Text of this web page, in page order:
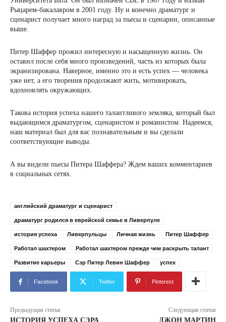
Рыцарем-бакалавром в 2001 году. Ну и конечно драматург и
сценарист получает много наград за пьесы и сценарии, описанные
выше.
Питер Шаффер прожил интересную и насыщенную жизнь. Он
оставил после себя много произведений, часть из которых была
экранизирована. Наверное, именно это и есть успех — человека
уже нет, а его творения продолжают жить, мотивировать,
вдохновлять окружающих.
Такова история успеха нашего талантливого земляка, который был
выдающимся драматургом, сценаристом и романистом. Надеемся,
наш материал был для вас познавательным и вы сделали
соответствующие выводы.
А вы видели пьесы Питера Шаффера? Ждем ваших комментариев
в социальных сетях.
английский драматург и сценарист
драматург родился в еврейской семье в Ливерпуле
история успеха Ливерпульцы Личная жизнь Питер Шаффер
Работал шахтером Работал шахтером прежде чем раскрыть талант
Развитие карьеры Сэр Питер Левин Шаффер успех
Facebook Twitter Pinterest
Предыдущая статья
ИСТОРИЯ УСПЕХА СЭРА
Следующая статья
ДЖОН МАРТИН